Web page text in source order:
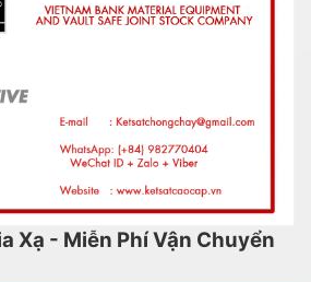
Xạ - Miễn Phí Vận Chuyển